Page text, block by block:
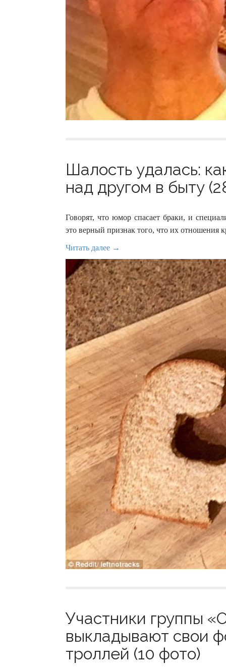
Шалость удалась:
над другом в быту
Говорят, что юмор спасает браки, и
это верный признак того, что их отношения
Читать далее →
Участники группы
выкладывают свои
троллей (10 фото)